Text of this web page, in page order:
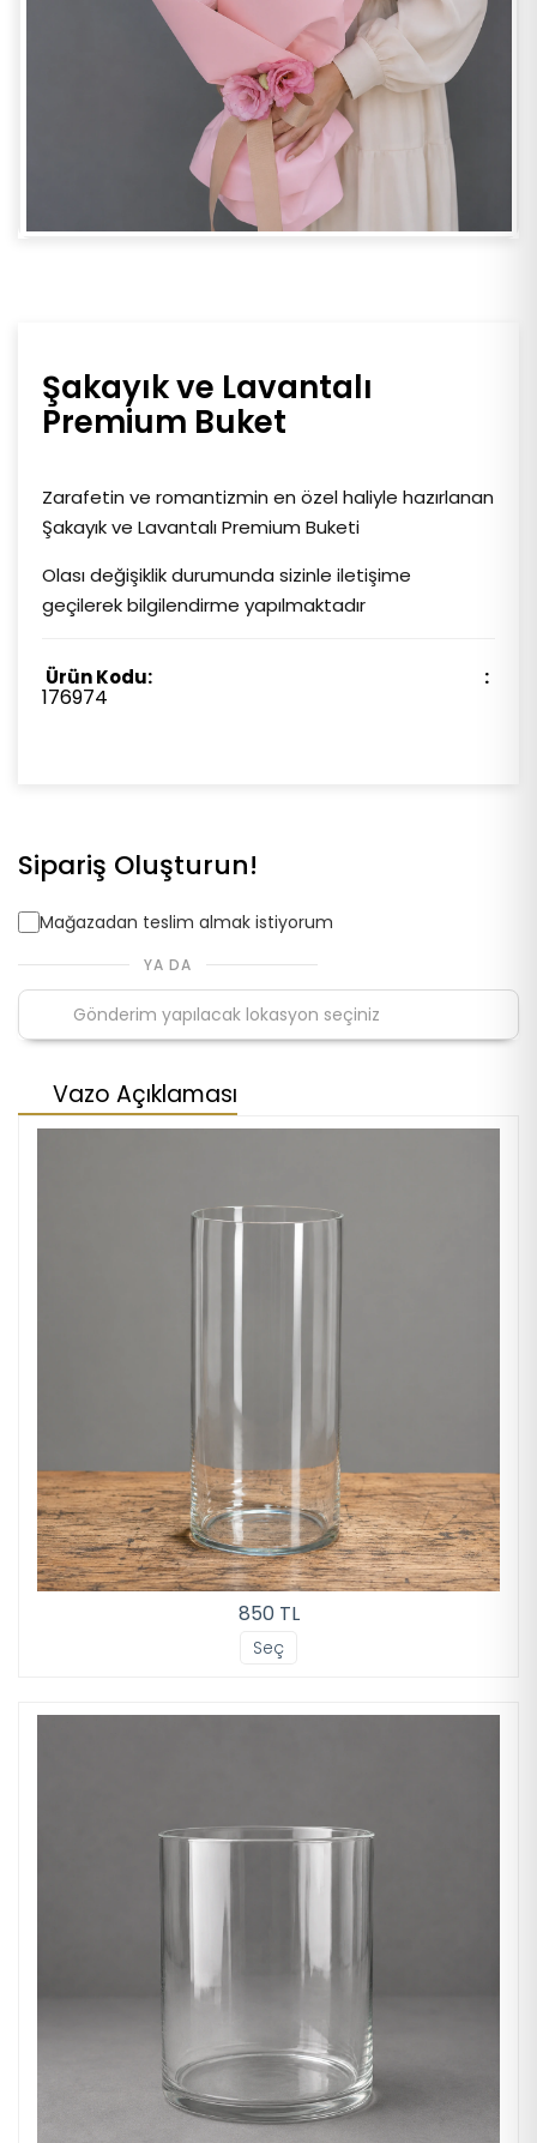
Şakayık ve Lavantalı
Premium Buket
Zarafetin ve romantizmin en özel haliyle hazırlanan
Şakayık ve Lavantalı Premium Buketi
Olası değişiklik durumunda sizinle iletişime
geçilerek bilgilendirme yapılmaktadır
Ürün Kodu:
176974
Sipariş Oluşturun!
Mağazadan teslim almak istiyorum
YA DA
Vazo Açıklaması
850 TL
Seç